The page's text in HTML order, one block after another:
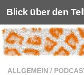
Unter dem Inhalt
Blick über den
ALLGEMEIN /